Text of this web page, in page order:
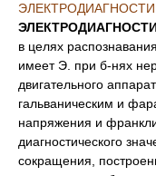
в целях
имеет Э. при б-нях
двигательного
гальваническим и
напряжения и
диагностического
сокращения,